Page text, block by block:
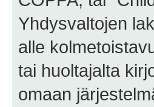
Yhdysvaltojen
alle
tai huoltajalta
omaan